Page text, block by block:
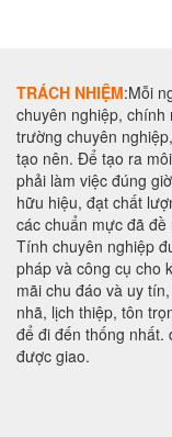
TRÁCH NHIỆM:Mỗi
chuyên nghiệp, chính
trường chuyên
tạo nên. Để tạo ra
phải làm việc đúng
hữu hiệu, đạt chất
các chuẩn mực đã đề
Tính chuyên nghiệp
pháp và công cụ cho
mãi chu đáo và uy
nhã, lịch thiệp, tôn
để đi đến thống nhất.
được giao.